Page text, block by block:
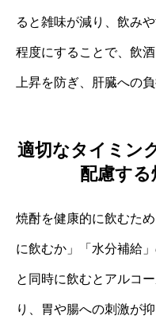
ると雑味が減り、飲み
程度にすることで、飲
上昇を防ぎ、肝臓への
適切なタイミン
配慮す
焼酎を健康的に飲むた
に飲むか」「水分補給
と同時に飲むとアルコ
り、胃や腸への刺激が